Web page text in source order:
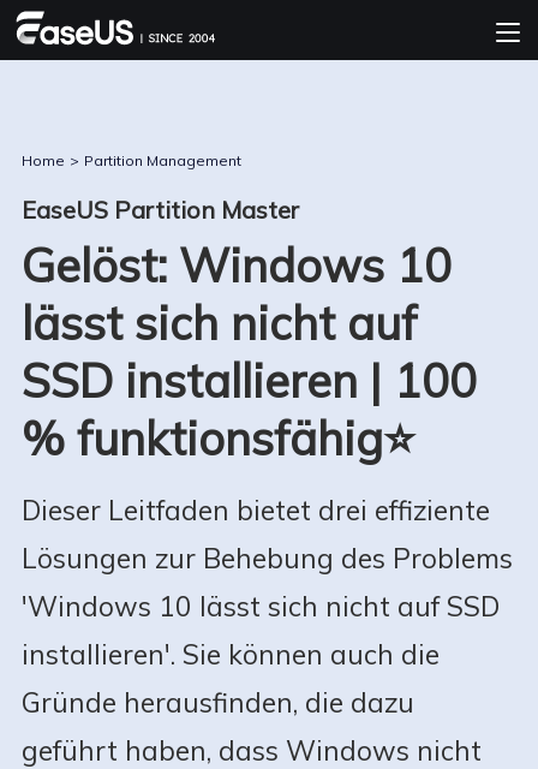
Home > Partition Management
EaseUS Partition Master
Gelöst: Windows 10
lässt sich nicht auf
SSD installieren | 100
% funktionsfähig⭐
Dieser Leitfaden bietet drei effiziente
Lösungen zur Behebung des Problems
'Windows 10 lässt sich nicht auf SSD
installieren'. Sie können auch die
Gründe herausfinden, die dazu
geführt haben, dass Windows nicht